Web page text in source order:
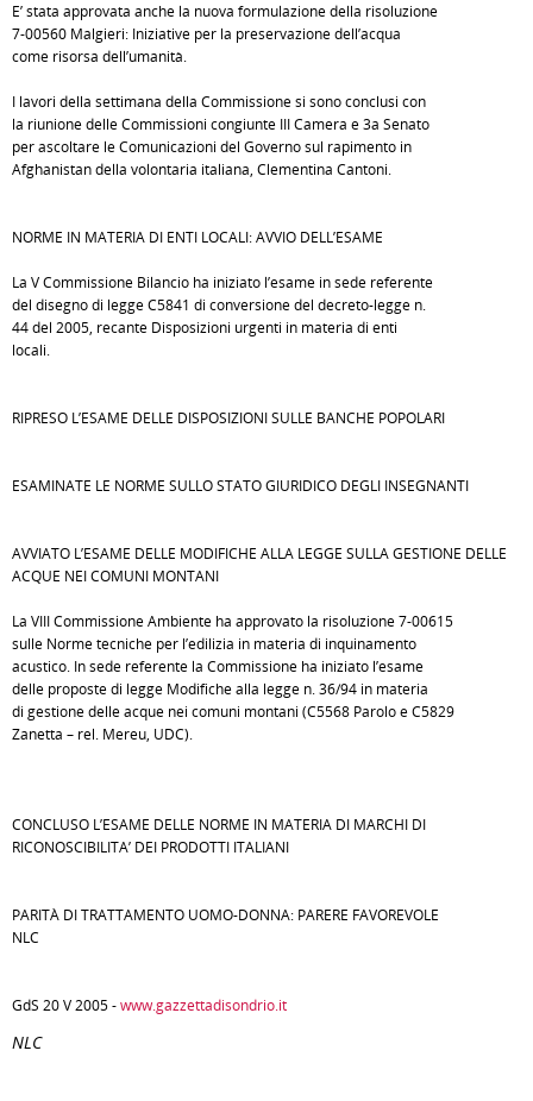
E’ stata approvata anche la nuova formulazione della risoluzione
7-00560 Malgieri: Iniziative per la preservazione dell’acqua
come risorsa dell’umanità.
I lavori della settimana della Commissione si sono conclusi con
la riunione delle Commissioni congiunte III Camera e 3a Senato
per ascoltare le Comunicazioni del Governo sul rapimento in
Afghanistan della volontaria italiana, Clementina Cantoni.
NORME IN MATERIA DI ENTI LOCALI: AVVIO DELL’ESAME
La V Commissione Bilancio ha iniziato l’esame in sede referente
del disegno di legge C5841 di conversione del decreto-legge n.
44 del 2005, recante Disposizioni urgenti in materia di enti
locali.
RIPRESO L’ESAME DELLE DISPOSIZIONI SULLE BANCHE POPOLARI
ESAMINATE LE NORME SULLO STATO GIURIDICO DEGLI INSEGNANTI
AVVIATO L’ESAME DELLE MODIFICHE ALLA LEGGE SULLA GESTIONE DELLE
ACQUE NEI COMUNI MONTANI
La VIII Commissione Ambiente ha approvato la risoluzione 7-00615
sulle Norme tecniche per l’edilizia in materia di inquinamento
acustico. In sede referente la Commissione ha iniziato l’esame
delle proposte di legge Modifiche alla legge n. 36/94 in materia
di gestione delle acque nei comuni montani (C5568 Parolo e C5829
Zanetta – rel. Mereu, UDC).
CONCLUSO L’ESAME DELLE NORME IN MATERIA DI MARCHI DI
RICONOSCIBILITA’ DEI PRODOTTI ITALIANI
PARITÀ DI TRATTAMENTO UOMO-DONNA: PARERE FAVOREVOLE
NLC
GdS 20 V 2005 -www.gazzettadisondrio.it
NLC